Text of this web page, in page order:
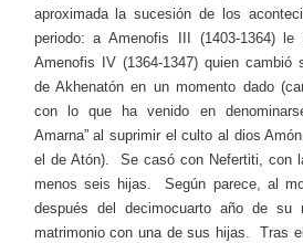
aproximada la sucesión de los
periodo: a Amenofis III (1403-1364)
Amenofis IV (1364-1347) quien cambió
de Akhenatón en un momento dado
con lo que ha venido en
Amarna” al suprimir el culto al dios
el de Atón). Se casó con Nefertiti, con
menos seis hijas. Según parece, al
después del decimocuarto año de su
matrimonio con una de sus hijas. Tras